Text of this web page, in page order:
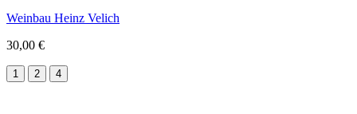
Weinbau Heinz Velich
30,00 €
1 2 4